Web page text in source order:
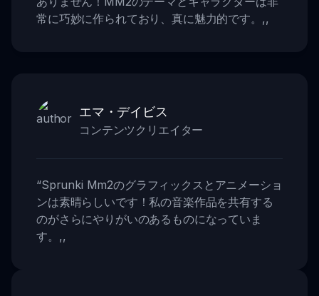
常に巧妙に作られており、真に魅力的です。 ,,
エマ・デイビス
コンテンツクリエイター
“Sprunki Mm2のグラフィックスとアニメーショ
ンは素晴らしいです！私の音楽作品を共有する
のがさらにやりがいのあるものになっていま
す。 ,,